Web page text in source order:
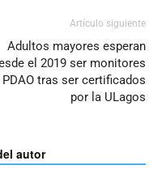
Artículo siguiente
Adultos mayores esperan
el 2019 ser monitores
tras ser certificados
por la ULagos
autor